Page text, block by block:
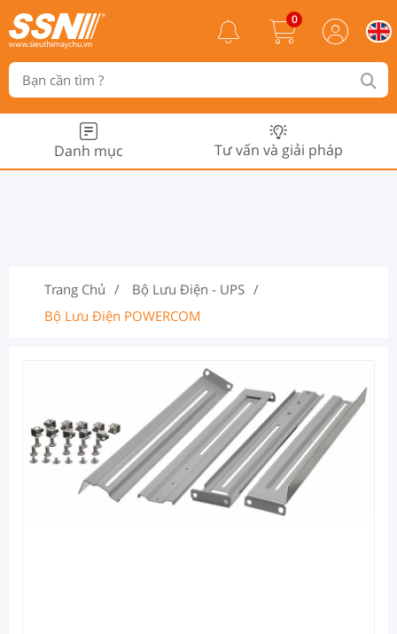
0
Danh mục Tư vấn và giải pháp
Trang Chủ
Bộ Lưu Điện - UPS
Bộ Lưu Điện POWERCOM